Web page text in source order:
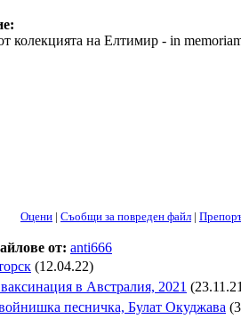
колекцията на Елтимир - in
Оцени | Съобщи за повреден файл |
от: anti666
(12.04.22)
в Австралия, 2021
песничка, Булат Окуджава